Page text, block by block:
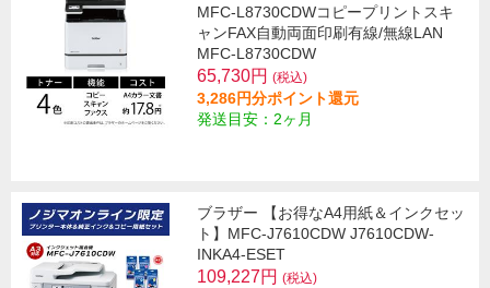
MFC-L8730CDWコピープリントスキ
ャンFAX自動両面印刷有線/無線LAN
MFC-L8730CDW
65,730円 (税込)
3,286円分ポイント還元
発送目安：2ヶ月
ブラザー 【お得なA4用紙＆インクセッ
ト】MFC-J7610CDW J7610CDW-
INKA4-ESET
109,227円 (税込)